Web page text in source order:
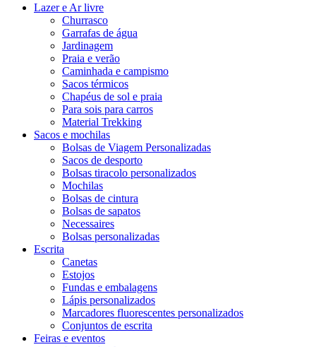
Lazer e Ar livre
Churrasco
Garrafas de água
Jardinagem
Praia e verão
Caminhada e campismo
Sacos térmicos
Chapéus de sol e praia
Para sois para carros
Material Trekking
Sacos e mochilas
Bolsas de Viagem Personalizadas
Sacos de desporto
Bolsas tiracolo personalizados
Mochilas
Bolsas de cintura
Bolsas de sapatos
Necessaires
Bolsas personalizadas
Escrita
Canetas
Estojos
Fundas e embalagens
Lápis personalizados
Marcadores fluorescentes personalizados
Conjuntos de escrita
Feiras e eventos